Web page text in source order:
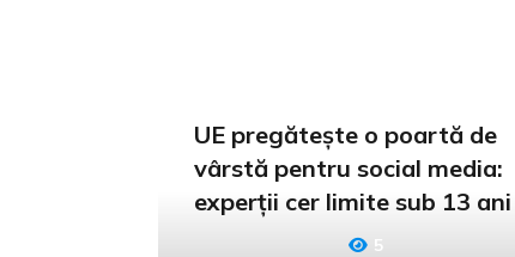
UE pregătește o poartă de
vârstă pentru social media:
experții cer limite sub 13 ani
5